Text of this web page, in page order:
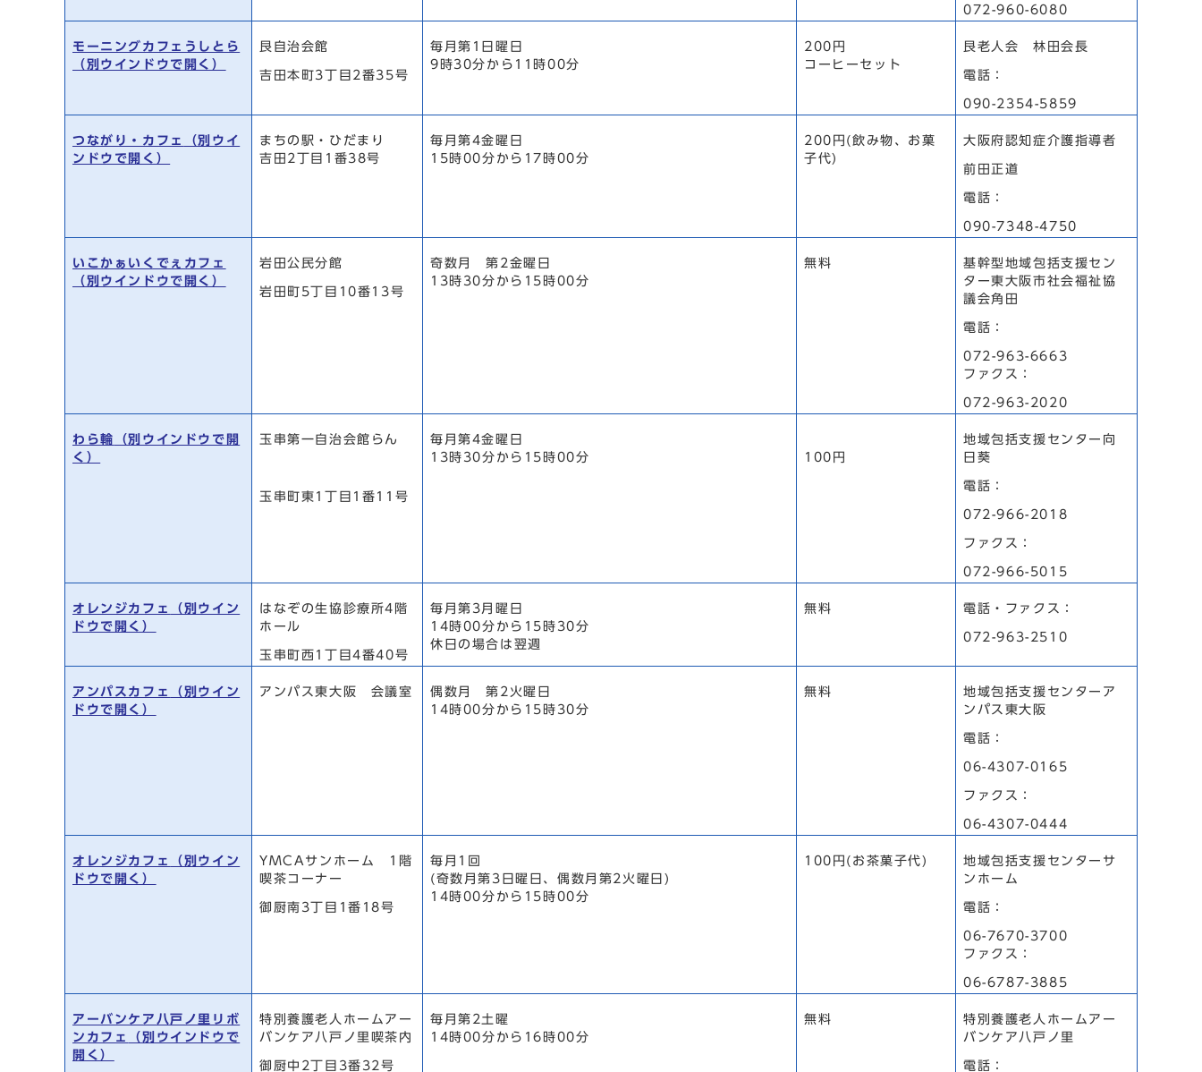
072-960-6080
モーニングカフェうしとら
（別ウインドウで開く）
艮自治会館
吉田本町3丁目2番35号
毎月第1日曜日
9時30分から11時00分
200円
コーヒーセット
艮老人会 林田会長
電話：
090-2354-5859
つながり・カフェ
（別ウイ
ンドウで開く）
まちの駅・ひだまり
吉田2丁目1番38号
毎月第4金曜日
15時00分から17時00分
200円(飲み物、お菓
子代)
大阪府認知症介護指導者
前田正道
電話：
090-7348-4750
いこかぁいくでぇカフェ
（別ウインドウで開く）
岩田公民分館
岩田町5丁目10番13号
奇数月 第2金曜日
13時30分から15時00分
無料
基幹型地域包括支援セン
ター東大阪市社会福祉協
議会角田
電話：
072-963-6663
ファクス：
072-963-2020
わら輪
（別ウインドウで開
く）
玉串第一自治会館らん
玉串町東1丁目1番11号
毎月第4金曜日
13時30分から15時00分
100円
地域包括支援センター向
日葵
電話：
072-966-2018
ファクス：
072-966-5015
オレンジカフェ
（別ウイン
ドウで開く）
はなぞの生協診療所4階
ホール
玉串町西1丁目4番40号
毎月第3月曜日
14時00分から15時30分
休日の場合は翌週
無料 電話・ファクス：
072-963-2510
アンパスカフェ
（別ウイン
ドウで開く）
アンパス東大阪 会議室
偶数月 第2火曜日
14時00分から15時30分
無料
地域包括支援センターア
ンパス東大阪
電話：
06-4307-0165
ファクス：
06-4307-0444
オレンジカフェ
（別ウイン
ドウで開く）
YMCAサンホーム 1階
喫茶コーナー
御厨南3丁目1番18号
毎月1回
(奇数月第3日曜日、偶数月第2火曜日)
14時00分から15時00分
100円(お茶菓子代)
地域包括支援センターサ
ンホーム
電話：
06-7670-3700
ファクス：
06-6787-3885
アーバンケア八戸ノ里リボ
ンカフェ
（別ウインドウで
開く）
特別養護老人ホームアー
バンケア八戸ノ里喫茶内
御厨中2丁目3番32号
毎月第2土曜
14時00分から16時00分
無料
特別養護老人ホームアー
バンケア八戸ノ里
電話：